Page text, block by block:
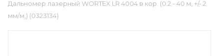
Дальномер лазерный WORTEX LR 4004 в кор. (0.2 - 40 м, +/- 2
мм/м,) (0323134)